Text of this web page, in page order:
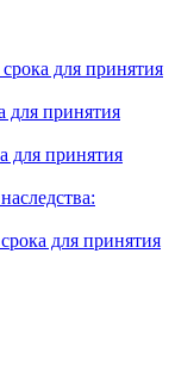
для принятия
для принятия
для принятия
для принятия